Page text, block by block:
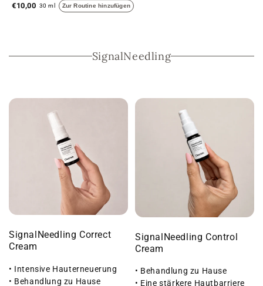
€10,00 30 ml Zur Routine hinzufügen
SignalNeedling
SignalNeedling Correct
Cream
• Intensive Hauterneuerung
• Behandlung zu Hause
SignalNeedling Control
Cream
• Behandlung zu Hause
• Eine stärkere Hautbarriere